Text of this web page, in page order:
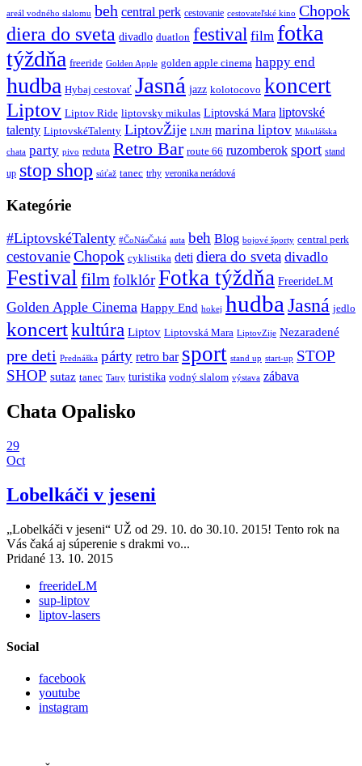
areál vodného slalomu beh central perk cestovanie cestovateľské kino Chopok
diera do sveta divadlo duatlon festival film fotka
týždňa freeride Golden Apple golden apple cinema happy end
hudba Hybaj cestovať Jasná jazz kolotocovo koncert
Liptov Liptov Ride liptovsky mikulas Liptovská Mara liptovské
talenty LiptovskéTalenty LiptovŽije LNJH marina liptov Mikulášska
chata party pivo reduta Retro Bar route 66 ruzomberok sport stand
up stop shop súťaž tanec trhy veronika nerádová
Kategórie
#LiptovskéTalenty #ČoNásČaká auta beh Blog bojové športy central perk
cestovanieChopok cyklistika deti diera do sveta divadlo
Festival filmfolklórFotka týždňa FreerideLM
Golden Apple Cinema Happy End hokej hudba Jasná jedlo
koncertkultúra Liptov Liptovská Mara LiptovZije Nezaradené
pre deti Prednáška párty retro bar sport stand up start-up STOP
SHOP sutaz tanec Tatry turistika vodný slalom výstava zábava
Chata Opalisko
29
Oct
Lobelkáči v jeseni
„Lobelkáči v jeseni“ UŽ od 29. 10. do 30.10. 2015! Tento rok na
Vás čaká aj súperenie s drakmi vo...
Pridané 13. 10. 2015
freerideLM
sup-liptov
liptov-lasers
Social
facebook
youtube
instagram